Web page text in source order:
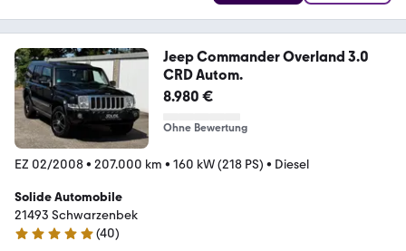
Jeep Commander Overland 3.0
CRD Autom.
8.980 €
Ohne Bewertung
EZ 02/2008• 207.000 km • 160 kW (218 PS) • Diesel
Solide Automobile
21493 Schwarzenbek
4.8 Sterne
(40)